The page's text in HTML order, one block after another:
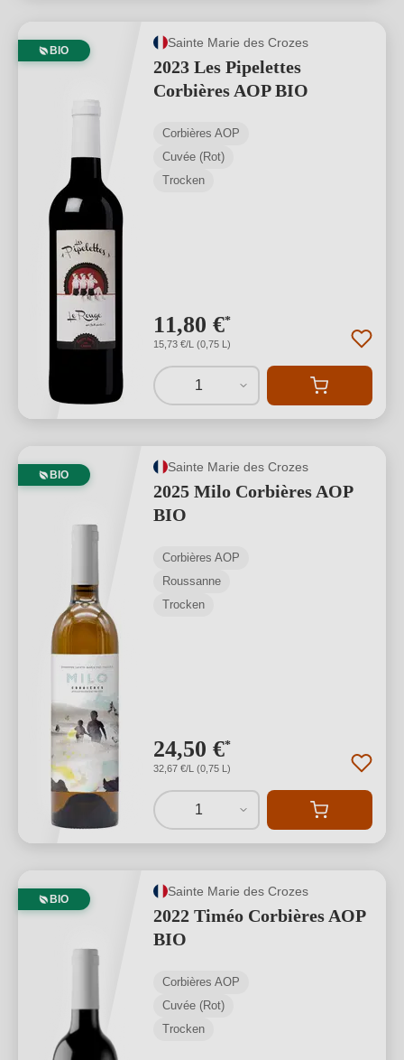
BIO
Sainte Marie des Crozes
2023 Les Pipelettes
Corbières AOP BIO
Corbières AOP
Cuvée (Rot)
Trocken
11,80 €*
15,73 €/L (0,75 L)
1
BIO
Sainte Marie des Crozes
2025 Milo Corbières AOP
BIO
Corbières AOP
Roussanne
Trocken
24,50 €*
32,67 €/L (0,75 L)
1
BIO
Sainte Marie des Crozes
2022 Timéo Corbières AOP
BIO
Corbières AOP
Cuvée (Rot)
Trocken